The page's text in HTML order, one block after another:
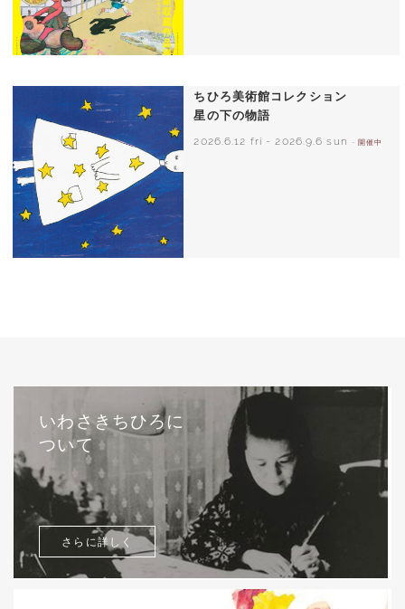
ちひろ美術館コレクション
星の下の物語
2026.6.12 fri -2026.9.6 sun - 開催中
いわさきちひろに
ついて
さらに詳しく